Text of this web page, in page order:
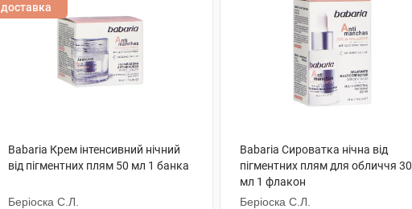
доставка
Babaria Крем інтенсивний нічний
від пігментних плям 50 мл 1 банка
Беріоска С.Л.
Babaria Сироватка нічна від
пігментних плям для обличчя 30
мл 1 флакон
Беріоска С.Л.